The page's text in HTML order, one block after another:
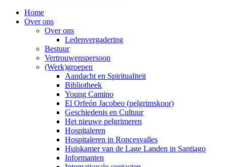
Home
Over ons
Over ons
Ledenvergadering
Bestuur
Vertrouwenspersoon
(Werk)groepen
Aandacht en Spiritualiteit
Bibliotheek
Young Camino
El Orfeón Jacobeo (pelgrimskoor)
Geschiedenis en Cultuur
Het nieuwe pelgrimeren
Hospitaleren
Hospitaleren in Roncesvalles
Huiskamer van de Lage Landen in Santiago
Informanten